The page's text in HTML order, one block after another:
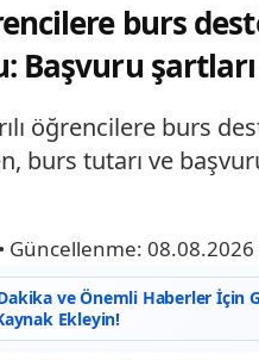
burs
Başvuru şartları
öğrencilere burs
burs tutarı ve
• Güncellenme: 08.08.2026
ve Önemli Haberler İçin
Ekleyin!